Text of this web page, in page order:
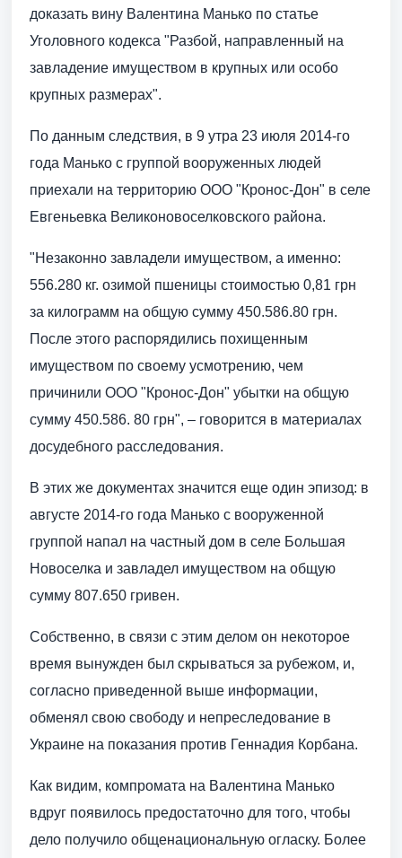
доказать вину Валентина Манько по статье
Уголовного кодекса "Разбой, направленный на
завладение имуществом в крупных или особо
крупных размерах".
По данным следствия, в 9 утра 23 июля 2014-го
года Манько с группой вооруженных людей
приехали на территорию ООО "Кронос-Дон" в селе
Евгеньевка Великоновоселковского района.
"Незаконно завладели имуществом, а именно:
556.280 кг. озимой пшеницы стоимостью 0,81 грн
за килограмм на общую сумму 450.586.80 грн.
После этого распорядились похищенным
имуществом по своему усмотрению, чем
причинили ООО "Кронос-Дон" убытки на общую
сумму 450.586. 80 грн", – говорится в материалах
досудебного расследования.
В этих же документах значится еще один эпизод: в
августе 2014-го года Манько с вооруженной
группой напал на частный дом в селе Большая
Новоселка и завладел имуществом на общую
сумму 807.650 гривен.
Собственно, в связи с этим делом он некоторое
время вынужден был скрываться за рубежом, и,
согласно приведенной выше информации,
обменял свою свободу и непреследование в
Украине на показания против Геннадия Корбана.
Как видим, компромата на Валентина Манько
вдруг появилось предостаточно для того, чтобы
дело получило общенациональную огласку. Более